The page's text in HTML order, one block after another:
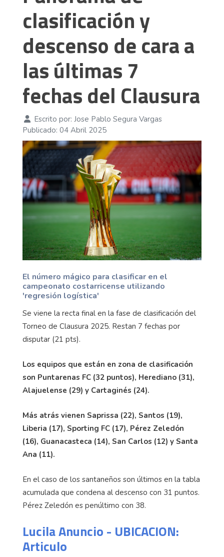
clasificación y
descenso de cara a
las últimas 7
fechas del Clausura
Escrito por: Jose Pablo Segura Vargas
Publicado: 04 Abril 2025
El número mágico para clasificar en el
campeonato costarricense utilizando
'regresión logística'
Se viene la recta final en la fase de clasificación del
Torneo de Clausura 2025. Restan 7 fechas por
disputar (21 pts).
Los equipos que están en zona de clasificación
son Puntarenas FC (32 puntos), Herediano (31),
Alajuelense (29) y Cartaginés (24).
Más atrás vienen Saprissa (22), Santos (19),
Liberia (17), Sporting FC (17), Pérez Zeledón
(16), Guanacasteca (14), San Carlos (12) y Santa
Ana (11).
En el caso de los santaneños son últimos en la tabla
acumulada que condena al descenso con 31 puntos.
Pérez Zeledón es penúltimo con 38.
Lucila Anuncio - UBICACION:
Articulo